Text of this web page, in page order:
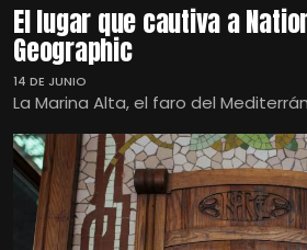
El lugar que cautiva a
Geographic
14 DE JUNIO
La Marina Alta, el faro del